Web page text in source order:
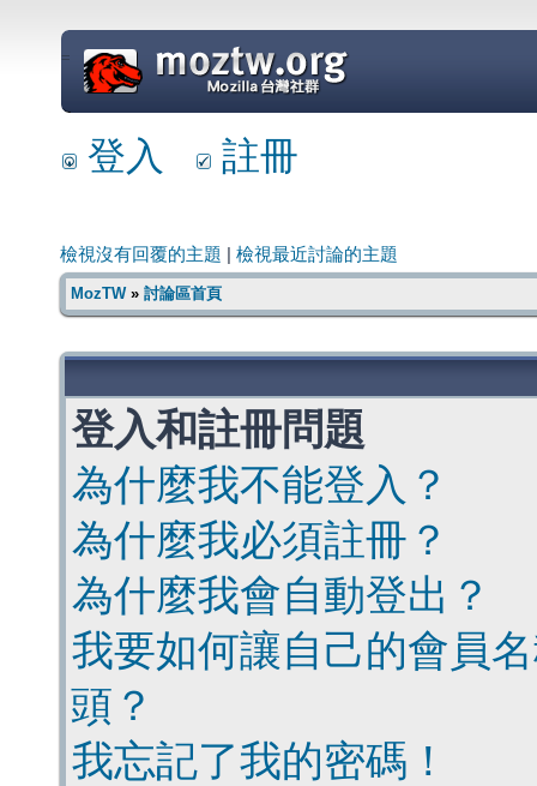
=
登入 註冊
檢視沒有回覆的主題 檢視最近討論的主題
MozTW» 討論區首頁
登入和註冊問題
為什麼我不能登入？
為什麼我必須註冊？
為什麼我會自動登出？
我要如何讓自己的會員
頭？
我忘記了我的密碼！